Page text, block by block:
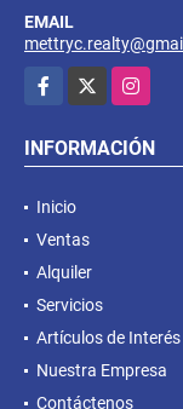
EMAIL
Facebook
Instagram
INFORMACIÓN
Inicio
Ventas
Alquiler
Servicios
Artículos de Interés
Nuestra Empresa
Contáctenos